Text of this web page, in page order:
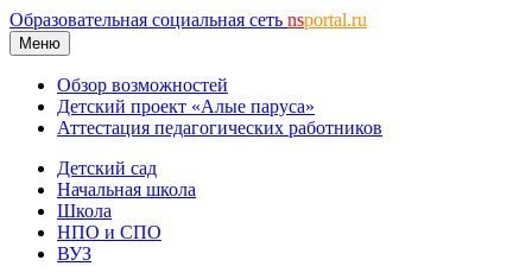
Образовательная социальная сеть nsportal.ru
Меню
Обзор возможностей
Детский проект «Алые паруса»
Аттестация педагогических работников
Детский сад
Начальная школа
Школа
НПО и СПО
ВУЗ